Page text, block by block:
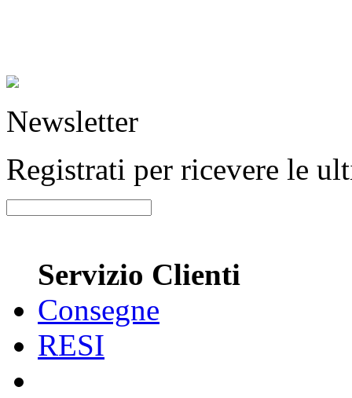
Newsletter
Registrati per ricevere le
Servizio Clienti
Consegne
RESI